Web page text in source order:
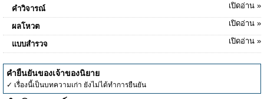
คำวิจารณ์
เปิดอ่าน »
ผลโหวต เปิดอ่าน »
แบบสำรวจ เปิดอ่าน »
คำยืนยันของเจ้าของนิยาย
✓ เรื่องนี้เป็นบทความเก่า ยังไม่ได้ทำการยืนยัน